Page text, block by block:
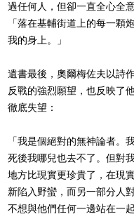
過任何人，但卻一直全心全
「落在基輔街道上的每一顆
我的身上。」
遺書最後，奧爾梅佐夫以詩
反戰的強烈願望，也反映了
徹底失望：
「我是個絕對的無神論者。
死後我哪兒也去不了。但對
地方比現實更珍貴了，在現
新陷入野蠻，而另一部分人
不想與他們任何一邊站在一起